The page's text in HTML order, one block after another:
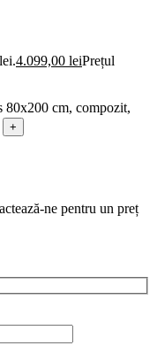
4.099,00 leiPrețul
80x200 cm, compozit,
ne pentru un preț